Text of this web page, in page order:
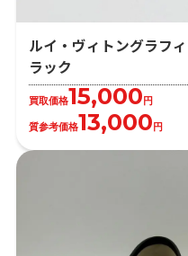
ルイ・ヴィトングラフ
ラック
買取価格15,000円
質参考価格13,000円